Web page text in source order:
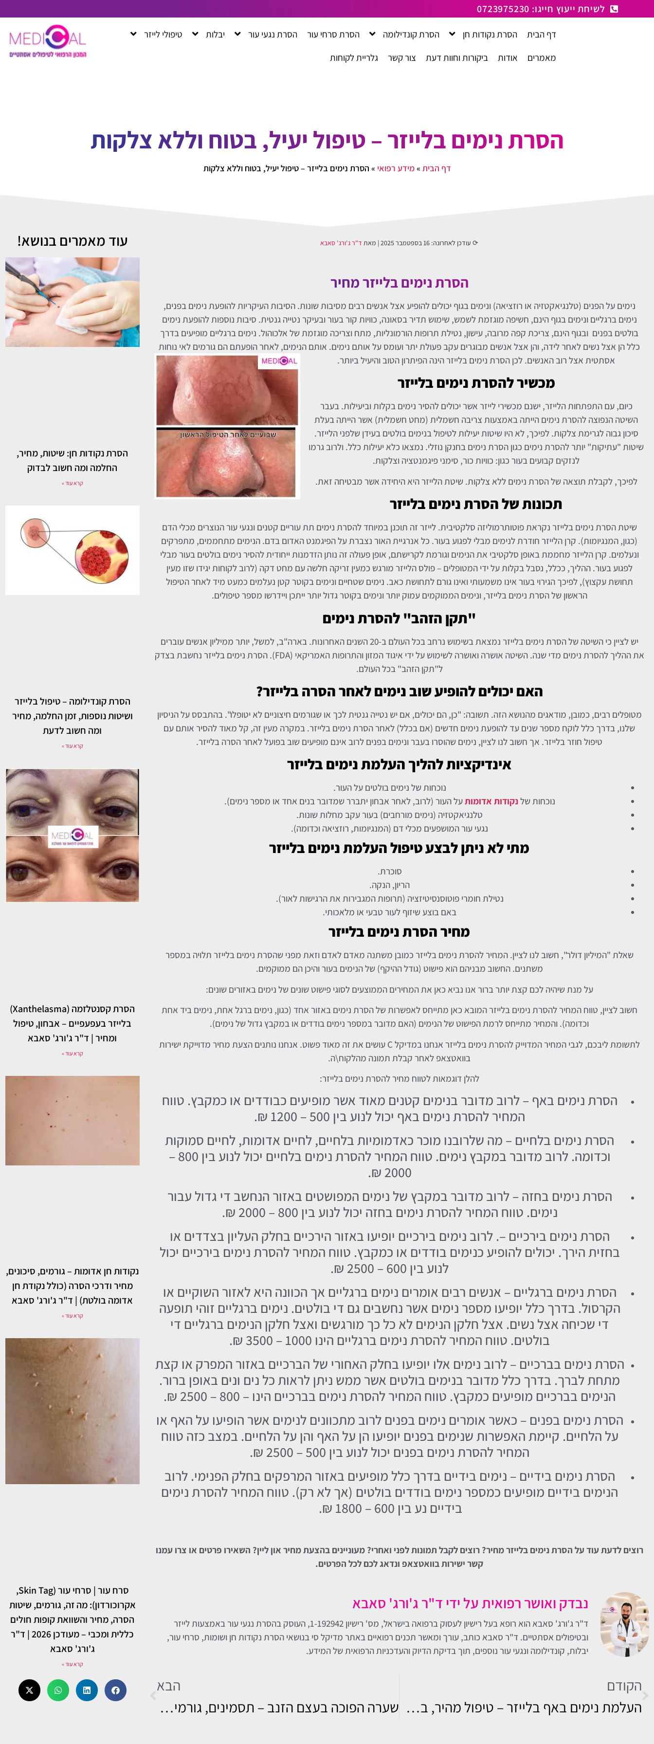
לשיחת ייעוץ חייגו: 0723975230
דף הבית הסרת נקודות חן הסרת קונדילומה הסרת סרחי עור הסרת נגעי עור יבלות
טיפולי לייזר
מאמרים
אודות ביקורות וחוות דעת צור קשר גלריית לקוחות
הסרת נימים בלייזר – טיפול יעיל, בטוח וללא צלקות
דף הבית »מידע רפואי » הסרת נימים בלייזר – טיפול יעיל, בטוח וללא צלקות
⟳ עודכן לאחרונה: 16 בספטמבר 2025 | מאת ד"ר ג'ורג' סאבא
הסרת נימים בלייזר מחיר
נימים על הפנים (טלנגיאקטזיה או רוזציאה) ונימים בגוף יכולים להופיע אצל אנשים רבים מסיבות שונות. הסיבות העיקריות להופעת נימים בפנים,
נימים ברגליים ונימים בגוף הינם, חשיפה מוגזמת לשמש, שימוש תדיר בסאונה, כוויות קור בעור ובעיקר נטייה גנטית. סיבות נוספות להופעת נימים
בולטים בפנים ובגוף הינם, צריכת קפה מרובה, עישון, נטילת תרופות הורמונליות, מתח וצריכה מוגזמת של אלכוהול. נימים ברגליים מופיעים בדרך
כלל הן אצל נשים לאחר לידה, והן אצל אנשים מבוגרים עקב פעולת יתר ועומס על אותם נימים. אותם הנימים, לאחר הופעתם הם גורמים לאי נוחות
אסתטית אצל רוב האנשים. לכן הסרת נימים בלייזר הינה הפיתרון הטוב והיעיל ביותר.
מכשיר להסרת נימים בלייזר
כיום, עם התפתחות הלייזר, ישנם מכשירי לייזר אשר יכולים להסיר נימים בקלות וביעילות. בעבר
השיטה הנפוצה להסרת נימים הייתה באמצעות צריבה חשמלית (מחט חשמלית) אשר הייתה בעלת
סיכון גבוה לגרימת צלקות. לפיכך, לא היו שיטות יעילות לטיפול בנימים בולטים בעידן שלפני הלייזר.
שיטות "עתיקות" יותר להסרת נימים כגון הסרת נימים בחנקן נוזלי. נמצאו כלא יעילות כלל. ולרוב גרמו
לנזקים קבועים בעור כגון: כוויות כור, סימני פיגמנטציה וצלקות.
לפיכך, לקבלת תוצאה של הסרת נימים ללא צלקות. שיטת הלייזר היא היחידה אשר מבטיחה זאת.
תכונות של הסרת נימים בלייזר
שיטת הסרת נימים בלייזר נקראת פוטותרמוליזה סלקטיבית. לייזר זה תוכנן במיוחד להסרת נימים תת עוריים קטנים ונגעי עור הנוצרים מכלי הדם
(כגון, המנגיומות). קרן הלייזר חודרת לנימים מבלי לפגוע בעור. כל אנרגיית האור נצברת על הפיגמנט האדום בדם. הנימים מתחממים, מתפרקים
ונעלמים. קרן הלייזר מחממת באופן סלקטיבי את הנימים וגורמת לקרישתם, אופן פעולה זה נותן הזדמנות ייחודית להסיר נימים בולטים בעור מבלי
לפגוע בעור. ההליך, ככלל, נסבל בקלות על ידי המטופלים – פולס הלייזר מורגש כמעין זריקה חלשה עם מחט דקה (לרוב לקוחות יגידו שזו מעין
תחושת עקצוץ), לפיכך הגירוי בעור אינו משמעותי ואינו גורם לתחושת כאב. נימים שטחיים ונימים בקוטר קטן נעלמים כמעט מיד לאחר הטיפול
הראשון של הסרת נימים בלייזר, ונימים הממוקמים עמוק יותר ונימים בקוטר גדול יותר ייתכן ויידרשו מספר טיפולים.
"תקן הזהב" להסרת נימים
יש לציין כי השיטה של הסרת נימים בלייזר נמצאת בשימוש נרחב בכל העולם ב-20 השנים האחרונות. בארה"ב, למשל, יותר ממיליון אנשים עוברים
את ההליך להסרת נימים מדי שנה. השיטה אושרה ואושרה לשימוש על ידי איגוד המזון והתרופות האמריקאי (FDA). הסרת נימים בלייזר נחשבת בצדק
ל"תקן הזהב" בכל העולם.
האם יכולים להופיע שוב נימים לאחר הסרה בלייזר?
מטופלים רבים, כמובן, מודאגים מהנושא הזה. תשובה: "כן, הם יכולים, אם יש נטייה גנטית לכך או שגורמים חיצוניים לא יטופלו". בהתבסס על הניסיון
שלנו, בדרך כלל לוקח מספר שנים עד להופעת נימים חדשים (אם בכלל) לאחר הסרת נימים בלייזר. במקרה מעין זה, קל מאוד להסיר אותם עם
טיפול חוזר בלייזר. אך חשוב לנו לציין, נימים שהוסרו בעבר ונימים בפנים לרוב אינם מופיעים שוב בפועל לאחר הסרה בלייזר.
אינדיקציות להליך העלמת נימים בלייזר
נוכחות של נימים בולטים על העור.
נוכחות שלנקודות אדומותעל העור (לרוב, לאחר אבחון יתברר שמדובר בנים אחד או מספר נימים).
טלנגיאקטזיה (נימים מורחבים) בעור עקב מחלות שונות.
נגעי עור המושפעים מכלי דם (המנגיומות, רוזציאה וכדומה).
מתי לא ניתן לבצע טיפול העלמת נימים בלייזר
סוכרת.
הריון, הנקה.
נטילת חומרי פוטוסנסיטיזציה (תרופות המגבירות את הרגישות לאור).
באם בוצע שיזוף לעור טבעי או מלאכותי.
מחיר הסרת נימים בלייזר
שאלת "המיליון דולר", חשוב לנו לציין. המחיר להסרת נימים בלייזר כמובן משתנה מאדם לאדם וזאת מפני שהסרת נימים בלייזר תלויה במספר
משתנים. החשוב מבניהם הוא פישוט (גודל ההיקף) של הנימים בעור והיכן הם ממוקמים.
על מנת שיהיה לכם קצת יותר ברור אנו נביא כאן את המחירים הממוצעים לסוגי פישוט שונים של נימים באזורים שונים:
חשוב לציין, טווח המחיר להסרת נימים בלייזר המובא כאן מתייחס לאפשרות של הסרת נימים באזור אחד (כגון, נימים ברגל אחת, נימים ביד אחת
וכדומה). והמחיר מתייחס לרמת הפישוט של הנימים (האם מדובר במספר נימים בודדים או במקבץ גדול של נימים).
לתשומת ליבכם, לגבי המחיר המדוייק להסרת נימים בלייזר אנחנו במדיקל C עושים את זה מאוד פשוט. אנחנו נותנים הצעת מחיר מדוייקת ישירות
בוואטצאפ לאחר קבלת תמונה מהלקוח\ה.
להלן דוגמאות לטווח מחיר להסרת נימים בלייזר:
הסרת נימים באף – לרוב מדובר בנימים קטנים מאוד אשר מופיעים כבודדים או כמקבץ. טווח
המחיר להסרת נימים באף יכול לנוע בין 500 – 1200 ₪.
הסרת נימים בלחיים – מה שלרובנו מוכר כאדמומיות בלחיים, לחיים אדומות, לחיים סמוקות
וכדומה. לרוב מדובר במקבץ נימים. טווח המחיר להסרת נימים בלחיים יכול לנוע בין 800 –
2000 ₪.
הסרת נימים בחזה – לרוב מדובר במקבץ של נימים המפושטים באזור הנחשב די גדול עבור
נימים. טווח המחיר להסרת נימים בחזה יכול לנוע בין 800 – 2000 ₪.
הסרת נימים בירכיים –. לרוב נימים בירכיים יופיעו באזור הירכיים בחלק העליון בצדדים או
בחזית הירך. יכולים להופיע כנימים בודדים או כמקבץ. טווח המחיר להסרת נימים בירכיים יכול
לנוע בין 600 – 2500 ₪.
הסרת נימים ברגליים – אנשים רבים אומרים נימים ברגליים אך הכוונה היא לאזור השוקיים או
הקרסול. בדרך כלל יופיעו מספר נימים אשר נחשבים גם די בולטים. נימים ברגליים זוהי תופעה
די שכיחה אצל נשים. אצל חלקן הנימים לא כל כך מורגשים ואצל חלקן הנימים ברגליים די
בולטים. טווח המחיר להסרת נימים ברגליים הינו 1000 – 3500 ₪.
הסרת נימים בברכיים – לרוב נימים אלו יופיעו בחלק האחורי של הברכיים באזור המפרק או קצת
מתחת לברך. בדרך כלל מדובר בנימים בולטים אשר ממש ניתן לראות כל נים ונים באופן ברור.
הנימים בברכיים מופיעים כמקבץ. טווח המחיר להסרת נימים בברכיים הינו – 800 – 2500 ₪.
הסרת נימים בפנים – כאשר אומרים נימים בפנים לרוב מתכוונים לנימים אשר הופיעו על האף או
על הלחיים. קיימת האפשרות שנימים בפנים יופיעו הן על האף והן על הלחיים. במצב כזה טווח
המחיר להסרת נימים בפנים יכול לנוע בין 500 – 2500 ₪.
הסרת נימים בידיים – נימים בידיים בדרך כלל מופיעים באזור המרפקים בחלק הפנימי. לרוב
הנימים בידיים מופיעים כמספר נימים בודדים בולטים (אך לא רק). טווח המחיר להסרת נימים
בידיים נע בין 600 – 1800 ₪.
רוצים לדעת עוד על הסרת נימים בלייזר מחיר? רוצים לקבל תמונות לפני ואחרי? מעוניינים בהצעת מחיר און ליין? השאירו פרטים או צרו עמנו
קשר ישירות בוואטצאפ ונדאג לכם לכל הפרטים.
נבדק ואושר רפואית על ידי ד"ר ג'ורג' סאבא
ד"ר ג'ורג' סאבא הוא רופא בעל רישיון לעסוק ברפואה בישראל, מס' רישיון 1-192942, העוסק בהסרת נגעי עור באמצעות לייזר
ובטיפולים אסתטיים. ד"ר סאבא כותב, עורך ומאשר תכנים רפואיים באתר מדיקל סי בנושאי הסרת נקודות חן ושומות, סרחי עור,
יבלות, קונדילומה ונגעי עור נוספים, תוך בדיקת הדיוק והעדכניות הרפואית של המידע.
הקודם
העלמת נימים באף בלייזר – טיפול מהיר, בטוח וללא צלקות
הבא
שערה הפוכה בעצם הזנב – תסמינים, גורמים ודרכי טיפול בלייזר
עוד מאמרים בנושא!
הסרת נקודות חן: שיטות, מחיר,
החלמה ומה חשוב לבדוק
קרא עוד »
הסרת קונדילומה – טיפול בלייזר
ושיטות נוספות, זמן החלמה, מחיר
ומה חשוב לדעת
קרא עוד »
הסרת קסנטלזמה (Xanthelasma)
בלייזר בעפעפיים – אבחון, טיפול
ומחיר | ד"ר ג'ורג' סאבא
קרא עוד »
נקודות חן אדומות – גורמים, סיכונים,
מחיר ודרכי הסרה (כולל נקודת חן
אדומה בולטת) | ד"ר ג'ורג' סאבא
קרא עוד »
סרח עור | סרחי עור (Skin Tag,
אקרוכורדון): מה זה, גורמים, שיטות
הסרה, מחיר והשוואת קופות חולים
כללית ומכבי – מעודכן 2026 | ד"ר
ג'ורג' סאבא
קרא עוד »